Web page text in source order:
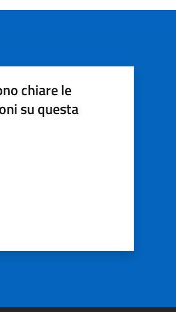
chiare le
su questa